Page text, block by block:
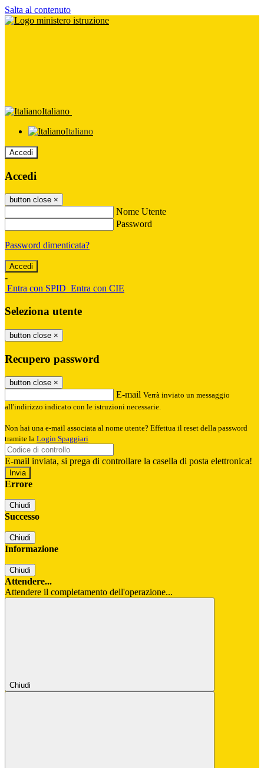
Salta al contenuto
Italiano
Italiano
Accedi
Accedi
button close ×
Nome Utente
Password
Password dimenticata?
-
Entra con SPID Entra con CIE
Seleziona utente
button close ×
Recupero password
button close ×
E-mail Verrà inviato un messaggio
all'indirizzo indicato con le istruzioni necessarie.
Non hai una e-mail associata al nome utente? Effettua il reset della password
tramite la Login Spaggiari
E-mail inviata, si prega di controllare la casella di posta elettronica!
Errore
Chiudi
Successo
Chiudi
Informazione
Chiudi
Attendere...
Attendere il completamento dell'operazione...
Chiudi